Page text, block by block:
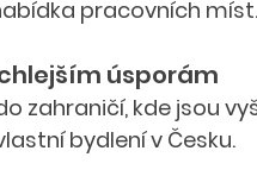
pracovních míst.
úsporám
zahraničí, kde jsou
bydlení v Česku.